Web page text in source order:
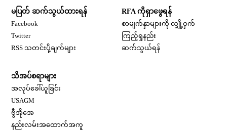
မပြတ် ဆက်သွယ်ထားရန်
Facebook
Twitter
RSS သတင်းပို့ချက်များ
RFA ကိုရှာဖွေရန်
စာမျက်နှာများကို လျှို့ဝှက်
ကြည့်ရှုနည်း
ဆက်သွယ်ရန်
သိအပ်စရာများ
အလုပ်ခေါ်ယူခြင်း
USAGM
ဗွီအိုအေ
နည်းလမ်းအထောက်အကူ